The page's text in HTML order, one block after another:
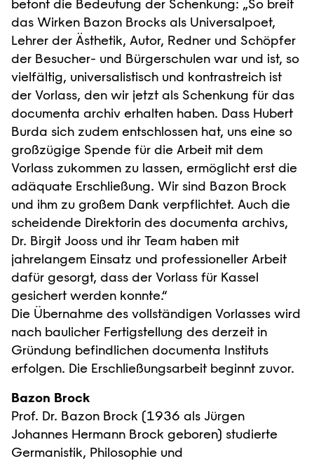
betont die Bedeutung der Schenkung: „So breit
das Wirken Bazon Brocks als Universalpoet,
Lehrer der Ästhetik, Autor, Redner und Schöpfer
der Besucher- und Bürgerschulen war und ist, so
vielfältig, universalistisch und kontrastreich ist
der Vorlass, den wir jetzt als Schenkung für das
documenta archiv erhalten haben. Dass Hubert
Burda sich zudem entschlossen hat, uns eine so
großzügige Spende für die Arbeit mit dem
Vorlass zukommen zu lassen, ermöglicht erst die
adäquate Erschließung. Wir sind Bazon Brock
und ihm zu großem Dank verpflichtet. Auch die
scheidende Direktorin des documenta archivs,
Dr. Birgit Jooss und ihr Team haben mit
jahrelangem Einsatz und professioneller Arbeit
dafür gesorgt, dass der Vorlass für Kassel
gesichert werden konnte.“
Die Übernahme des vollständigen Vorlasses wird
nach baulicher Fertigstellung des derzeit in
Gründung befindlichen documenta Instituts
erfolgen. Die Erschließungsarbeit beginnt zuvor.
Bazon Brock
Prof. Dr. Bazon Brock (1936 als Jürgen
Johannes Hermann Brock geboren) studierte
Germanistik, Philosophie und